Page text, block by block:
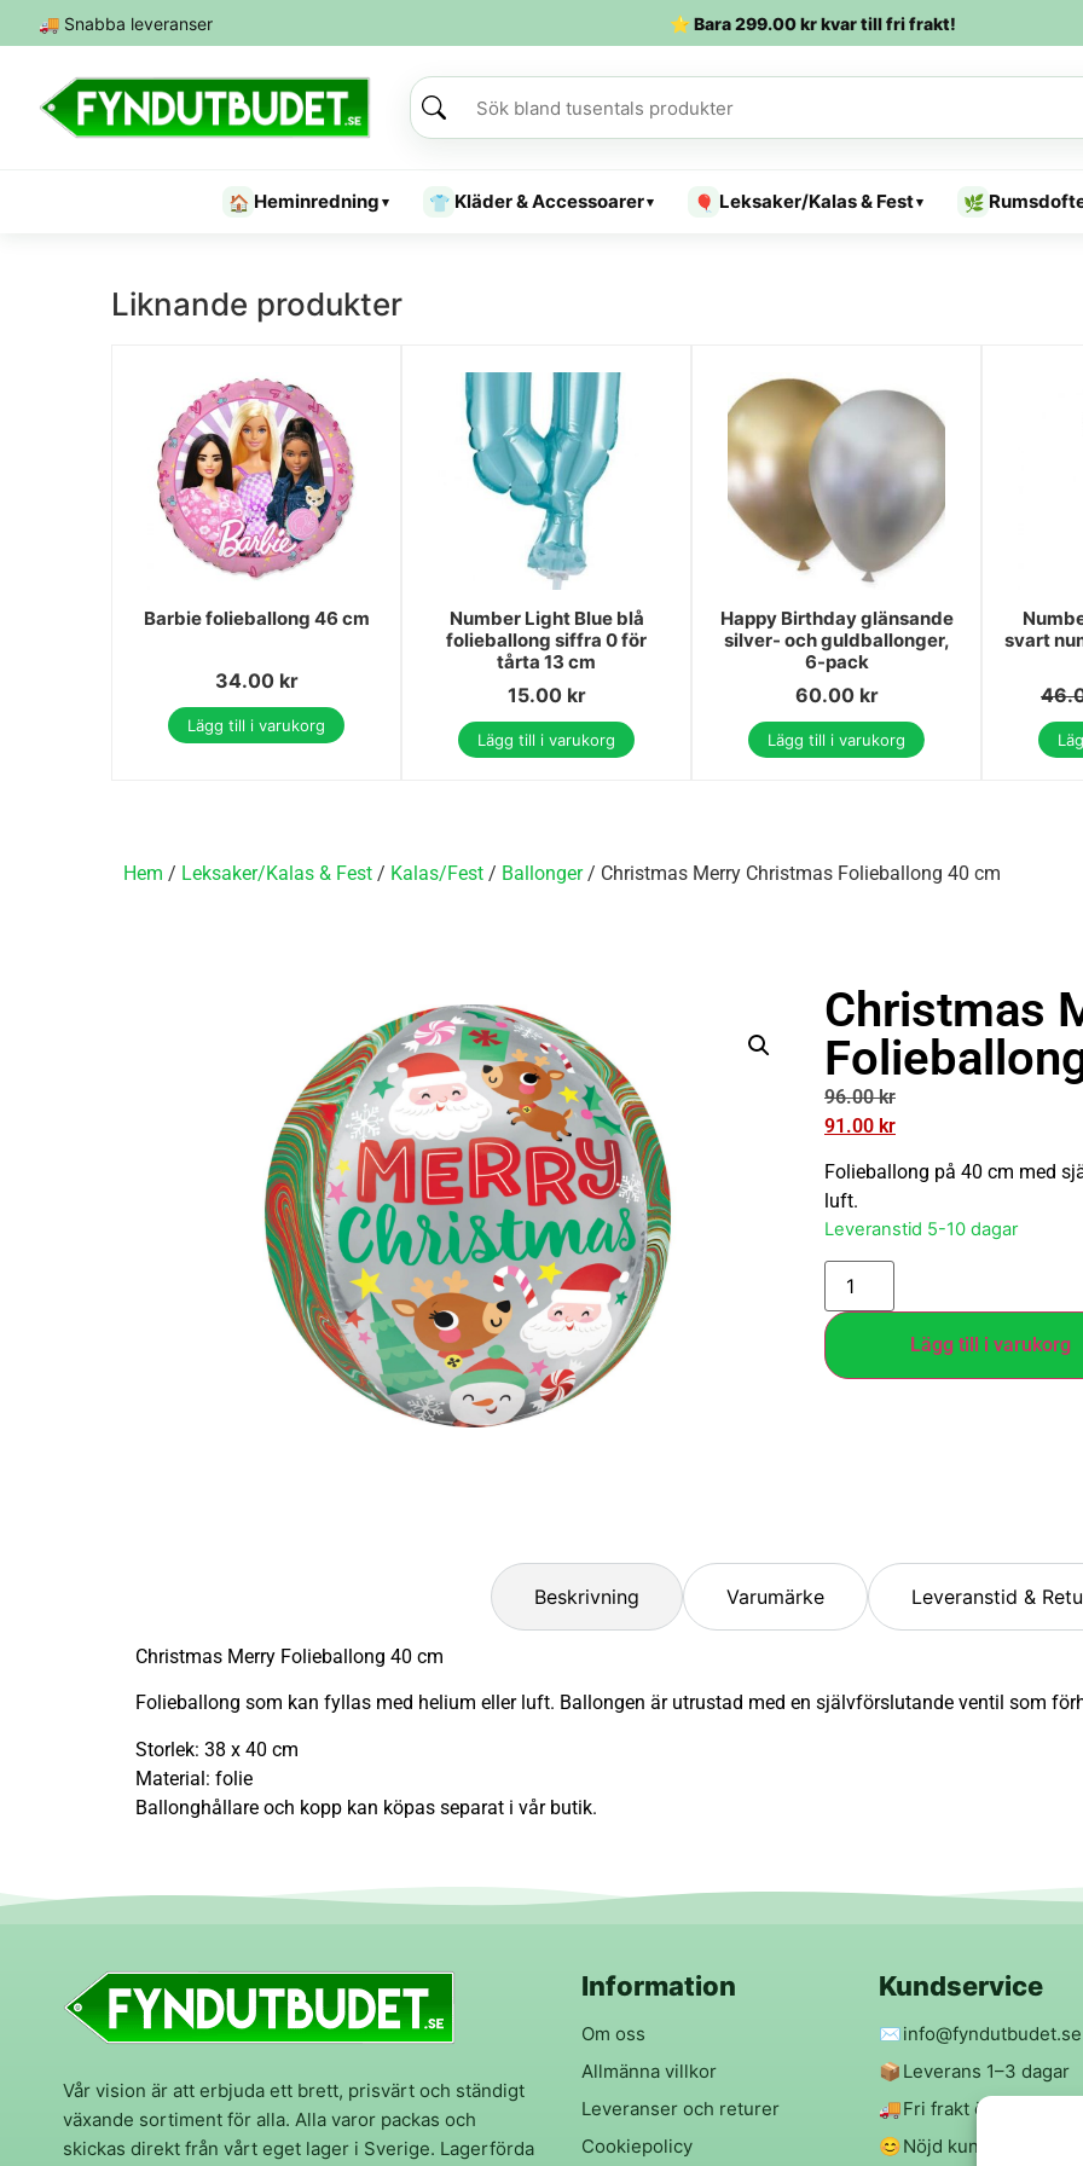
🚚 Snabba leveranser ⭐ Bara299.00krkvar till fri frakt!
🏠 Heminredning ▾ 👕 Kläder & Accessoarer▾ 🎈 Leksaker/Kalas & Fest▾ 🌿
Liknande produkter
Barbie folieballong 46 cm
34.00 kr
Lägg till i varukorg
Number Light Blue blå
folieballong siffra 0 för
tårta 13 cm
15.00 kr
Lägg till i varukorg
Happy Birthday glänsande
silver- och guldballonger,
6-pack
60.00 kr
Lägg till i varukorg
svart
Hem / Leksaker/Kalas & Fest / Kalas/Fest / Ballonger/ Christmas Merry Christmas Folieballong 40 cm
Christmas
96.00kr
91.00 kr
Folieballong på 40 cm med
luft.
Leveranstid 5-10 dagar
Lägg till i varukorg
Beskrivning Varumärke Leveranstid &
Christmas Merry Folieballong 40 cm
Folieballong som kan fyllas med helium eller luft. Ballongen är utrustad med en självförslutande ventil som
Storlek: 38 x 40 cm
Material: folie
Ballonghållare och kopp kan köpas separat i vår butik.
Vår vision är att erbjuda ett brett, prisvärt och ständigt
växande sortiment för alla. Alla varor packas och
skickas direkt från vårt eget lager i Sverige. Lagerförda
Information
Om oss
Allmänna villkor
Leveranser och returer
Cookiepolicy
Kundservice
✉️info@fyndutbudet.se
📦 Leverans 1–3 dagar
🚚Fri frakt över 299 kr
😊Nöjd kund-garanti